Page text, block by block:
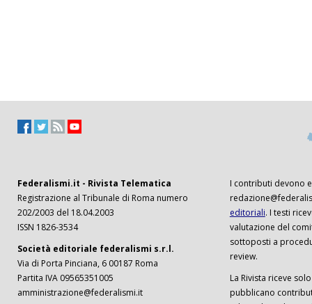
Federalismi.it - Rivista Telematica
Registrazione al Tribunale di Roma numero
202/2003 del 18.04.2003
ISSN 1826-3534
Società editoriale federalismi s.r.l.
Via di Porta Pinciana, 6 00187 Roma
Partita IVA 09565351005
amministrazione@federalismi.it
I contributi devono
editoriali. I testi
valutazione del
sottoposti a
review.
La Rivista riceve
pubblicano